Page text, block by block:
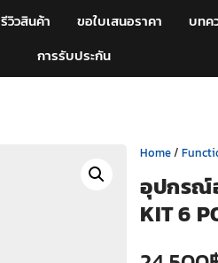
รีวิวสินค้า ขอใบเสนอราคา บทค
การรับประกัน
Home/
อุปกรณ์
KIT 6